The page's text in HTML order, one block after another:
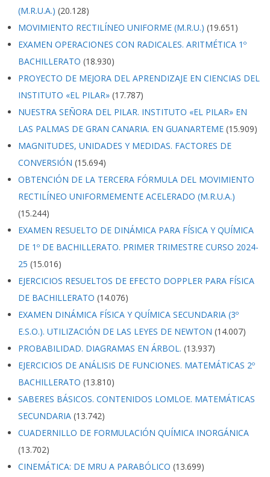
(M.R.U.A.) (20.128)
MOVIMIENTO RECTILÍNEO UNIFORME (M.R.U.) (19.651)
EXAMEN OPERACIONES CON RADICALES. ARITMÉTICA 1º
BACHILLERATO (18.930)
PROYECTO DE MEJORA DEL APRENDIZAJE EN CIENCIAS DEL
INSTITUTO «EL PILAR» (17.787)
NUESTRA SEÑORA DEL PILAR. INSTITUTO «EL PILAR» EN
LAS PALMAS DE GRAN CANARIA. EN GUANARTEME (15.909)
MAGNITUDES, UNIDADES Y MEDIDAS. FACTORES DE
CONVERSIÓN (15.694)
OBTENCIÓN DE LA TERCERA FÓRMULA DEL MOVIMIENTO
RECTILÍNEO UNIFORMEMENTE ACELERADO (M.R.U.A.)
(15.244)
EXAMEN RESUELTO DE DINÁMICA PARA FÍSICA Y QUÍMICA
DE 1º DE BACHILLERATO. PRIMER TRIMESTRE CURSO 2024-
25 (15.016)
EJERCICIOS RESUELTOS DE EFECTO DOPPLER PARA FÍSICA
DE BACHILLERATO (14.076)
EXAMEN DINÁMICA FÍSICA Y QUÍMICA SECUNDARIA (3º
E.S.O.). UTILIZACIÓN DE LAS LEYES DE NEWTON (14.007)
PROBABILIDAD. DIAGRAMAS EN ÁRBOL. (13.937)
EJERCICIOS DE ANÁLISIS DE FUNCIONES. MATEMÁTICAS 2º
BACHILLERATO (13.810)
SABERES BÁSICOS. CONTENIDOS LOMLOE. MATEMÁTICAS
SECUNDARIA (13.742)
CUADERNILLO DE FORMULACIÓN QUÍMICA INORGÁNICA
(13.702)
CINEMÁTICA: DE MRU A PARABÓLICO (13.699)